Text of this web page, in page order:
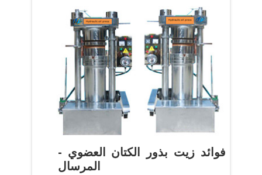
فوائد زيت بذور الكتان العضوي -
المرسال